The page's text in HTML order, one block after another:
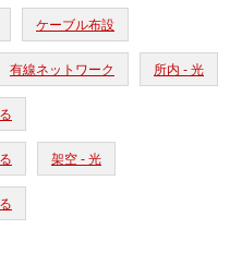
ケーブル布設
有線ネットワーク 所内 - 光
架空 - 光